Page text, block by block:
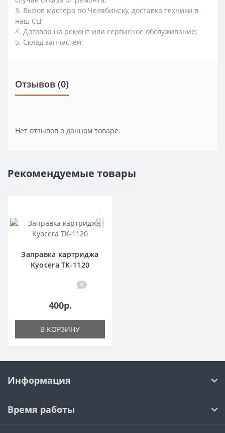
3. Вызов мастера по Челябинску, доставка техники в
наш СЦ;
4. Договор на ремонт или сервисное обслуживание;
5. Склад запчастей;
Отзывов (0)
Нет отзывов о данном товаре.
Рекомендуемые товары
Заправка картриджа
Kyocera TK-1120
0
400р.
В КОРЗИНУ
Информация
Время работы